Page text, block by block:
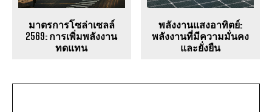
มาตรการโซล่าเซลล์
2569: การเพิ่มพลังงาน
ทดแทน
พลังงานแสงอาทิตย์:
พลังงานที่มีความมั่นคง
และยั่งยืน